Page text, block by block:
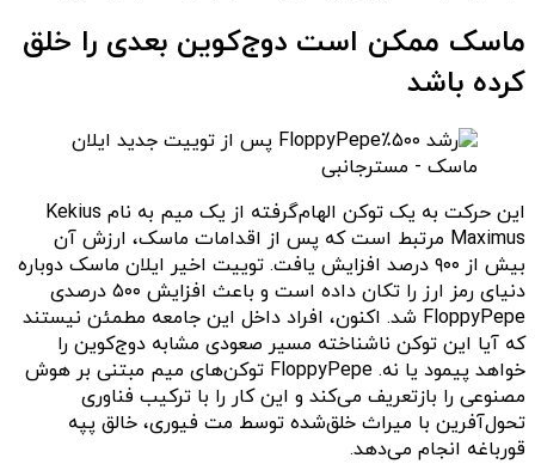
ماسک ممکن است دوج‌کوین بعدی را خلق
کرده باشد
این حرکت به یک توکن الهام‌گرفته از یک میم به نام Kekius
Maximus مرتبط است که پس از اقدامات ماسک، ارزش آن
بیش از ۹۰۰ درصد افزایش یافت. توییت اخیر ایلان ماسک دوباره
دنیای رمز ارز را تکان داده است و باعث افزایش ۵۰۰ درصدی
FloppyPepe شد. اکنون، افراد داخل این جامعه مطمئن نیستند
که آیا این توکن ناشناخته مسیر صعودی مشابه دوج‌کوین را
خواهد پیمود یا نه. FloppyPepe توکن‌های میم مبتنی بر هوش
مصنوعی را بازتعریف می‌کند و این کار را با ترکیب فناوری
تحول‌آفرین با میراث خلق‌شده توسط مت فیوری، خالق پپه
قورباغه انجام می‌دهد.